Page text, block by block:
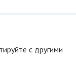
с другими